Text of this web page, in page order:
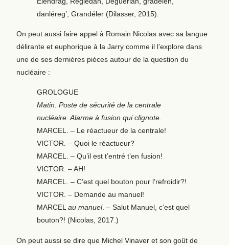
danléreg’, Grandéler (Dilasser, 2015).
On peut aussi faire appel à Romain Nicolas avec sa langue
délirante et euphorique à la Jarry comme il l’explore dans
une de ses dernières pièces autour de la question du
nucléaire :
GROLOGUE
Matin. Poste de sécurité de la centrale
nucléaire. Alarme à fusion qui clignote.
MARCEL. – Le réactueur de la centrale!
VICTOR. – Quoi le réactueur?
MARCEL. – Qu’il est t’entré t’en fusion!
VICTOR. – AH!
MARCEL. – C’est quel bouton pour l’refroidir?!
VICTOR. – Demande au manuel!
MARCELau manuel. – Salut Manuel, c’est quel
bouton?! (Nicolas, 2017.)
On peut aussi se dire que Michel Vinaver et son goût de